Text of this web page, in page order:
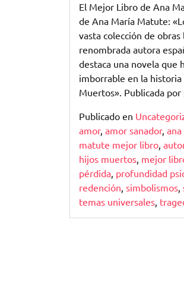
a
«Los
Hijos
Muertos
El Mejor Libro de Ana
de Ana María Matute:
vasta colección de
renombrada autora
destaca una novela que
imborrable en la
Muertos». Publicada
Publicado en
amor, amor sanador,
matute mejor libro,
hijos muertos, mejor
pérdida, profundidad
redención, simbolismos,
temas universales,